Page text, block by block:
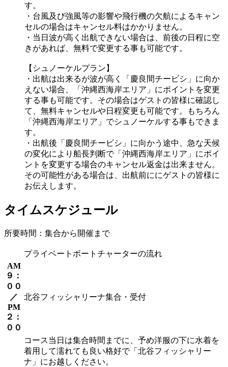
す。
・台風及び強風等の影響や飛行機の欠航によるキャン
セルの場合はキャンセル料はかかりません。
・当日波が高く出航できない場合は、前後の日程に空
きがあれば、無料で変更する事も可能です。
【シュノーケルプラン】
・出航は出来るが波が高く「慶良間チービシ」に向か
えない場合、「沖縄西海岸エリア」にポイントを変更
する事も可能です。その場合はゲストの皆様に確認し
て、無料キャンセルや日程変更も可能です。もちろん
「沖縄西海岸エリア」でシュノーケルする事もできま
す。
・出航後「慶良間チービシ」に向かう途中、急な天候
の変化により船長判断で「沖縄西海岸エリア」にポイ
ントを変更する場合のキャンセル返金は出来ません。
その可能性がある場合は、出航前ににゲストの皆様に
お伝えします。
タイムスケジュール
所要時間：集合から開催まで
プライベートボートチャーターの流れ
AM
９：
００
／
PM
２：
００
北谷フィッシャリーナ集合・受付
コース当日は集合時間までに、予め洋服の下に水着を
着用して濡れても良い格好で「北谷フィッシャリー
ナ」にお越しください。